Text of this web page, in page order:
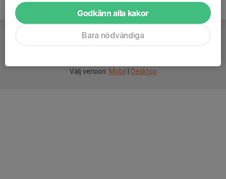
Välj version: Mobil Desktop
Godkänn alla kakor
Bara nödvändiga